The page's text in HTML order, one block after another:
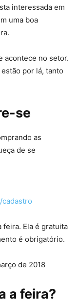
interessada em
uma boa
acontece no setor.
por lá, tanto
se
as
de se
feira. Ela é gratuita
é obrigatório.
de 2018
a feira?